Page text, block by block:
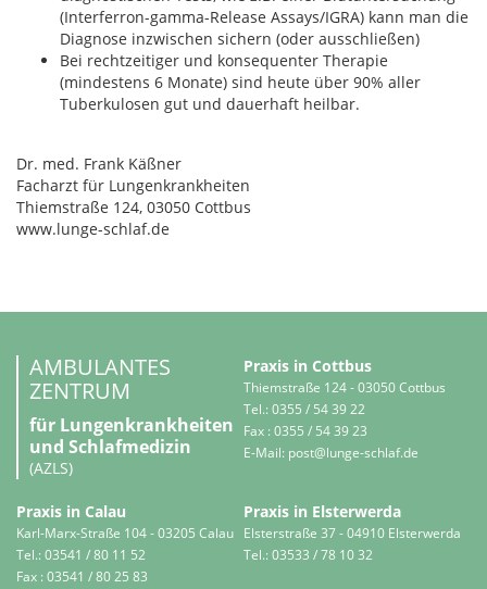
(Interferron-gamma-Release Assays/IGRA) kann man die
Diagnose inzwischen sichern (oder ausschließen)
Bei rechtzeitiger und konsequenter Therapie
(mindestens 6 Monate) sind heute über 90% aller
Tuberkulosen gut und dauerhaft heilbar.
Dr. med. Frank Käßner
Facharzt für Lungenkrankheiten
Thiemstraße 124, 03050 Cottbus
www.lunge-schlaf.de
AMBULANTES
ZENTRUM
für Lungenkrankheiten
und Schlafmedizin
(AZLS)
Praxis in Cottbus
Thiemstraße 124 - 03050 Cottbus
Tel.: 0355 / 54 39 22
Fax : 0355 / 54 39 23
E-Mail: post@lunge-schlaf.de
Praxis in Calau
Karl-Marx-Straße 104 - 03205 Calau
Tel.: 03541 / 80 11 52
Fax : 03541 / 80 25 83
Praxis in Elsterwerda
Elsterstraße 37 - 04910 Elsterwerda
Tel.: 03533 / 78 10 32